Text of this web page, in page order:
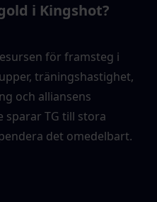
i Kingshot?
för framsteg i
träningshastighet,
och alliansens
sparar TG till stora
det omedelbart.